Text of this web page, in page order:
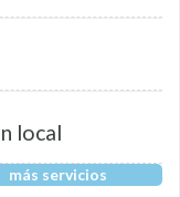
local
más servicios